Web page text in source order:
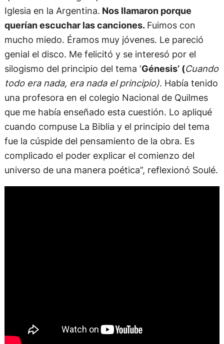
Iglesia en la Argentina. Nos llamaron porque
querían escuchar las canciones. Fuimos con
mucho miedo. Éramos muy jóvenes. Le pareció
genial el disco. Me felicitó y se interesó por el
silogismo del principio del tema ‘Génesis’ (Cuando
todo era nada, era nada el principio). Había tenido
una profesora en el colegio Nacional de Quilmes
que me había enseñado esta cuestión. Lo apliqué
cuando compuse La Biblia y el principio del tema
fue la cúspide del pensamiento de la obra. Es
complicado el poder explicar el comienzo del
universo de una manera poética”, reflexionó Soulé.